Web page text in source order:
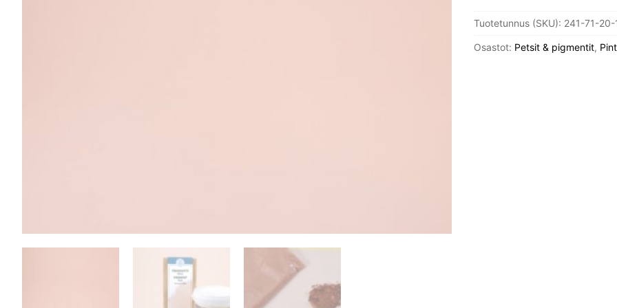
maaliin,
Roosa
Tuotetunnus (SKU): 241-71-20-
Osastot: Petsit & pigmentit,